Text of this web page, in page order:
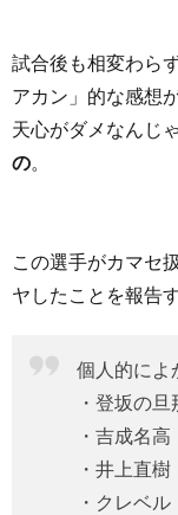
試合後も相変わら
アカン」的な感想
天心がダメなんじ
の
この選手がカマセ
ヤしたことを報告
個人的によ
・登坂の旦
・吉成名高
・井上直樹
・クレベ